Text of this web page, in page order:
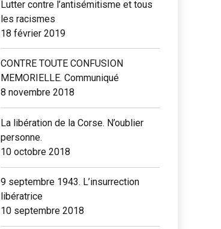
Lutter contre l’antisémitisme et tous
les racismes
18 février 2019
CONTRE TOUTE CONFUSION
MEMORIELLE. Communiqué
8 novembre 2018
La libération de la Corse. N’oublier
personne.
10 octobre 2018
9 septembre 1943. L’insurrection
libératrice
10 septembre 2018